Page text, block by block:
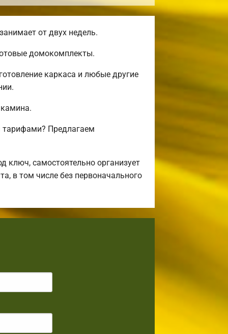
от двух недель.
домокомплекты.
каркаса и любые другие
Предлагаем
самостоятельно организует
в том числе без первоначального